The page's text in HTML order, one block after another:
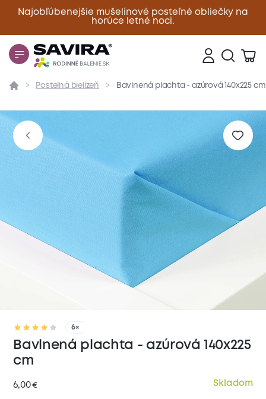
Najobľúbenejšie mušelínové posteľné obliečky na
horúce letné noci.
Zavrieť
Prehľad Parametre Popis produktu
Posteľná bielizeň Bavlnená plachta - azúrová 140x225 cm
6×
Bavlnená plachta - azúrová 140x225
cm
6,00€ Skladom